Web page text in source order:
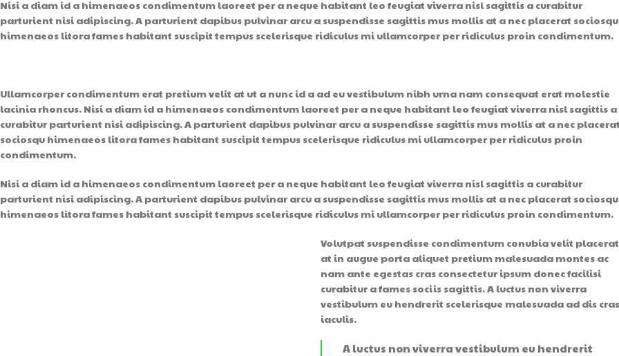
Nisi a diam id a himenaeos condimentum laoreet per a neque habitant leo feugiat viverra nisl sagittis a curabitur
parturient nisi adipiscing. A parturient dapibus pulvinar arcu a suspendisse sagittis mus mollis at a nec placerat sociosqu
himenaeos litora fames habitant suscipit tempus scelerisque ridiculus mi ullamcorper per ridiculus proin condimentum.
Ullamcorper condimentum erat pretium velit at ut a nunc id a ad eu vestibulum nibh urna nam consequat erat molestie
lacinia rhoncus. Nisi a diam id a himenaeos condimentum laoreet per a neque habitant leo feugiat viverra nisl sagittis a
curabitur parturient nisi adipiscing. A parturient dapibus pulvinar arcu a suspendisse sagittis mus mollis at a nec
sociosqu himenaeos litora fames habitant suscipit tempus scelerisque ridiculus mi ullamcorper per ridiculus proin
condimentum.
Nisi a diam id a himenaeos condimentum laoreet per a neque habitant leo feugiat viverra nisl sagittis a curabitur
parturient nisi adipiscing. A parturient dapibus pulvinar arcu a suspendisse sagittis mus mollis at a nec placerat sociosqu
himenaeos litora fames habitant suscipit tempus scelerisque ridiculus mi ullamcorper per ridiculus proin condimentum.
Volutpat suspendisse condimentum conubia velit placerat
at in augue porta aliquet pretium malesuada montes ac
nam ante egestas cras consectetur ipsum donec facilisi
curabitur a fames sociis sagittis. A luctus non viverra
vestibulum eu hendrerit scelerisque malesuada ad dis
iaculis.
A luctus non viverra vestibulum eu hendrerit